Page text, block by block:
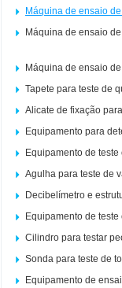
Máquina de ensaio
Máquina de ensaio
Máquina de ensaio
Tapete para teste de
Alicate de fixação
Equipamento para
Equipamento de
Agulha para teste de
Decibelímetro e
Equipamento de
Cilindro para testar
Sonda para teste de
Equipamento de